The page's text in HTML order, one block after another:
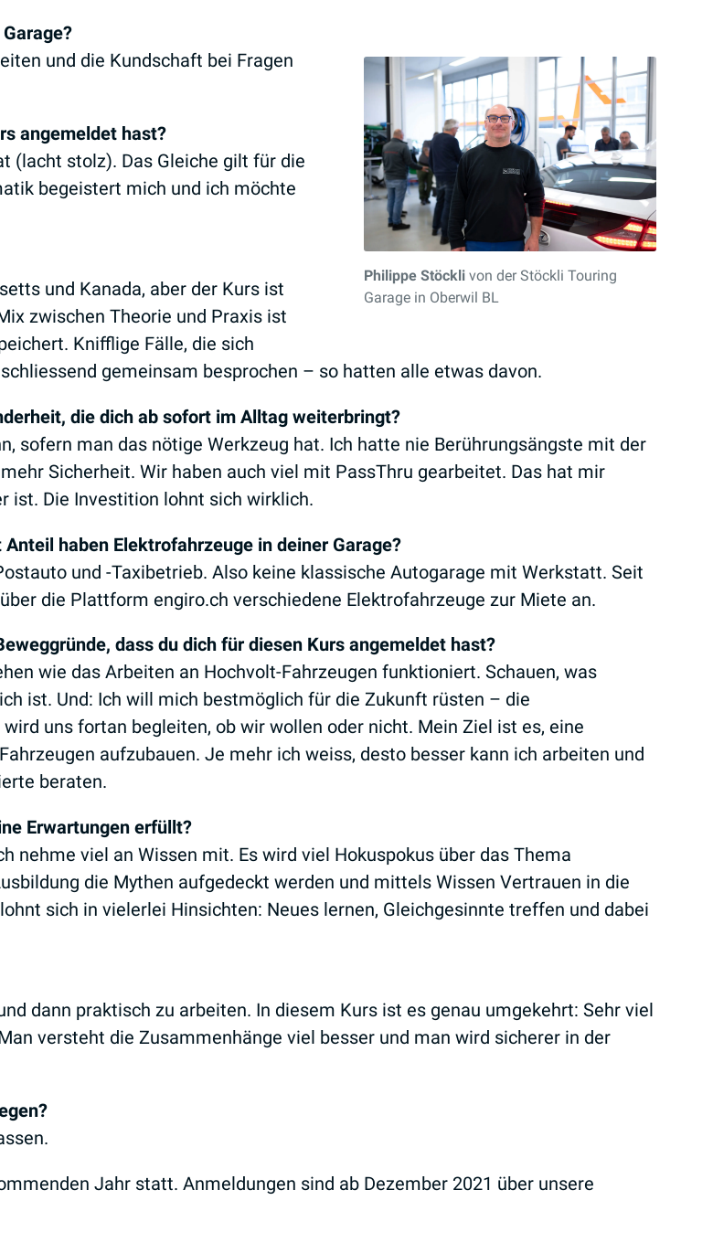
Philippe Stöcklivon der Stöckli Touring
Garage in Oberwil BL
und die Kundschaft bei Fragen
angemeldet hast?
(lacht stolz). Das Gleiche gilt für die
begeistert mich und ich möchte
und Kanada, aber der Kurs ist
zwischen Theorie und Praxis ist
Knifflige Fälle, die sich
gemeinsam besprochen – so hatten alle etwas davon.
die dich ab sofort im Alltag weiterbringt?
sofern man das nötige Werkzeug hat. Ich hatte nie Berührungsängste mit der
Sicherheit. Wir haben auch viel mit PassThru gearbeitet. Das hat mir
ist. Die Investition lohnt sich wirklich.
haben Elektrofahrzeuge in deiner Garage?
und -Taxibetrieb. Also keine klassische Autogarage mit Werkstatt. Seit
die Plattform engiro.ch verschiedene Elektrofahrzeuge zur Miete an.
dass du dich für diesen Kurs angemeldet hast?
wie das Arbeiten an Hochvolt-Fahrzeugen funktioniert. Schauen, was
ist. Und: Ich will mich bestmöglich für die Zukunft rüsten – die
uns fortan begleiten, ob wir wollen oder nicht. Mein Ziel ist es, eine
aufzubauen. Je mehr ich weiss, desto besser kann ich arbeiten und
beraten.
Erwartungen erfüllt?
nehme viel an Wissen mit. Es wird viel Hokuspokus über das Thema
die Mythen aufgedeckt werden und mittels Wissen Vertrauen in die
sich in vielerlei Hinsichten: Neues lernen, Gleichgesinnte treffen und dabei
dann praktisch zu arbeiten. In diesem Kurs ist es genau umgekehrt: Sehr viel
versteht die Zusammenhänge viel besser und man wird sicherer in der
Jahr statt. Anmeldungen sind ab Dezember 2021 über unsere